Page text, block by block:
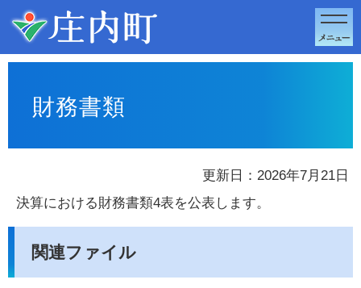
このページの本文へ移動
財務書類
更新日：2026年7月21日
決算における財務書類4表を公表します。
関連ファイル